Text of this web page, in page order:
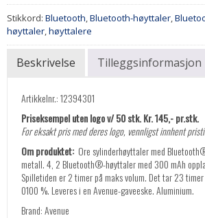
Stikkord: Bluetooth,Bluetooth-høyttaler,
høyttaler,høyttalere
Beskrivelse Tilleggsinformasjon
Artikkelnr.: 12394301
Priseksempel uten logo v/ 50 stk. Kr. 145,- pr.stk.
For eksakt pris med deres logo, vennligst innhent
Om produktet: Ore sylinderhøyttaler med
metall. 4, 2 Bluetooth®-høyttaler med 300 mAh
Spilletiden er 2 timer på maks volum. Det tar 23
0100 %. Leveres i en Avenue-gaveeske. Aluminium.
Brand: Avenue